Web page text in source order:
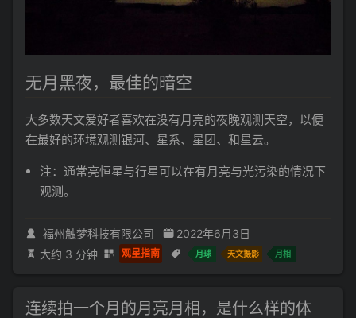
无月黑夜，最佳的暗空
大多数天文爱好者喜欢在没有月亮的夜晚观测天空，以便
在最好的环境观测银河、星系、星团、和星云。
注：通常亮恒星与行星可以在有月亮与光污染的情况下
观测。
福州触梦科技有限公司
2022年6月3日
大约 3 分钟
观星指南 月球 天文摄影 月相
连续拍一个月的月亮月相，是什么样的体